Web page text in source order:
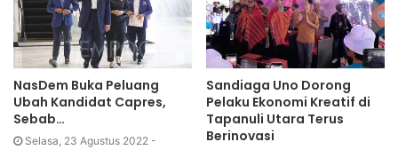
NasDem Buka Peluang
Ubah Kandidat Capres,
Sebab…
Selasa, 23 Agustus 2022 -
Sandiaga Uno Dorong
Pelaku Ekonomi Kreatif di
Tapanuli Utara Terus
Berinovasi